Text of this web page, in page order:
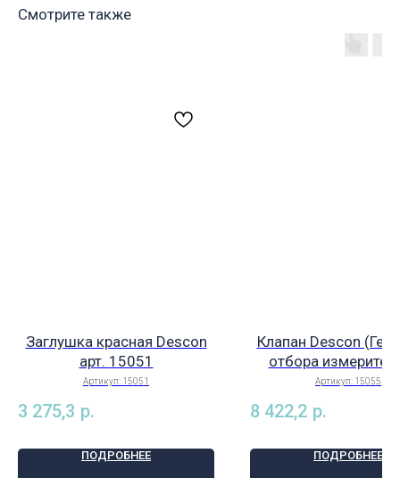
Смотрите также
Заглушка красная Descon
арт. 15051
Артикул: 15051
3 275,3 р.
ПОДРОБНЕЕ
Клапан Descon
отбора
воды 1/2" с
краном;
мм, арт. 15055
Артикул: 15055
8 422,2 р.
ПОДРОБНЕЕ